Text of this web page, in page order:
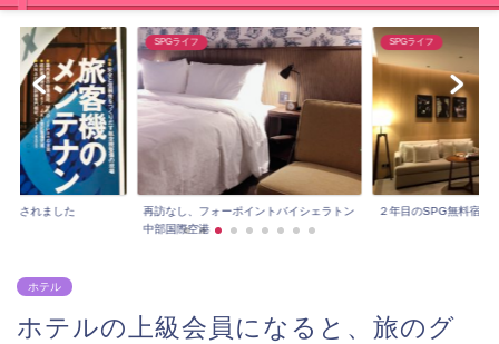
介されました
SPGライフ
再訪なし、フォーポイントバイシェラトン
中部国際空港
SPGライフ
２年目のSPG無料宿泊
ホテル
ホテルの上級会員になると、旅のグ